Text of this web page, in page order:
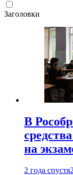
Заголовки
В
на
2 года спустя